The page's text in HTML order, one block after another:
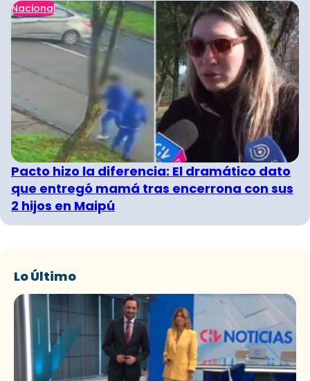
Nacional
Pacto hizo la diferencia: El dramático dato
que entregó mamá tras encerrona con sus
2 hijos en Maipú
Lo Último